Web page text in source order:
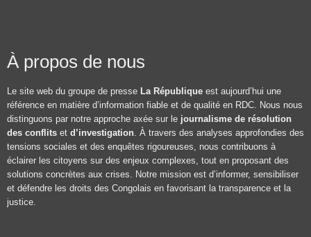
À propos de nous
Le site web du groupe de presse La République est aujourd’hui une
référence en matière d’information fiable et de qualité en RDC. Nous nous
distinguons par notre approche axée sur le journalisme de résolution
des conflits et d’investigation. À travers des analyses approfondies des
tensions sociales et des enquêtes rigoureuses, nous contribuons à
éclairer les citoyens sur des enjeux complexes, tout en proposant des
solutions concrètes aux crises. Notre mission est d’informer, sensibiliser
et défendre les droits des Congolais en favorisant la transparence et la
justice.